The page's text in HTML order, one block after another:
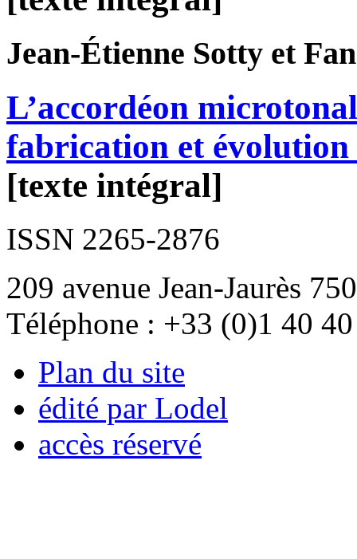
Jean-Étienne Sotty et
L’accordéon
fabrication et
[texte intégral]
ISSN 2265-2876
209 avenue Jean-Jaurès
Téléphone : +33 (0)1 40
Plan du site
édité par Lodel
accès réservé